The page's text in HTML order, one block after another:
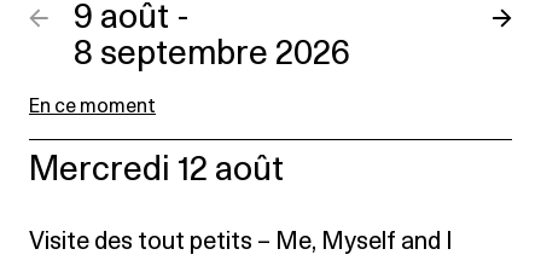
←
9 août -
8 septembre 2026
→
En ce moment
Mercredi 12 août
Visite des tout petits – Me, Myself and I